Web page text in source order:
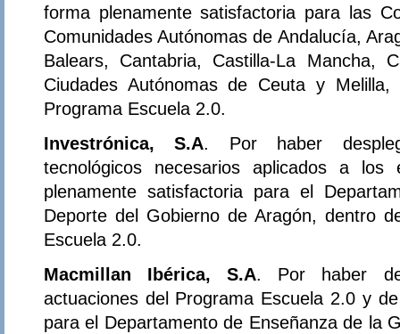
forma plenamente satisfactoria para las
Comunidades Autónomas de Andalucía,
Balears, Cantabria, Castilla-La Mancha,
Ciudades Autónomas de Ceuta y
Programa Escuela 2.0.
Investrónica, S.A. Por haber
tecnológicos necesarios aplicados a los
plenamente satisfactoria para el
Deporte del Gobierno de Aragón, dentro
Escuela 2.0.
Macmillan Ibérica, S.A. Por haber
actuaciones del Programa Escuela 2.0 y
para el Departamento de Enseñanza de la